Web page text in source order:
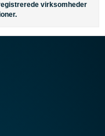
virksomheder